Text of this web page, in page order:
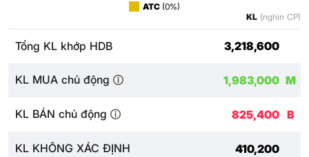
ATC (0%)
KL (nghìn CP)
Tổng KL khớp HDB 3,218,600
KL MUA chủ động 1,983,000 M
KL BÁN chủ động 825,400 B
KL KHÔNG XÁC ĐỊNH 410,200